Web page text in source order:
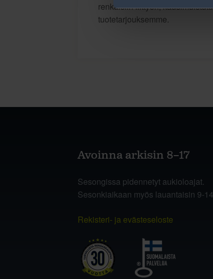
renkaisiin liittyen,
tuotetarjouksemme.
Avoinna arkisin 8–17
Sesongissa pidennetyt aukioloajat.
Sesonkiaikaan myös lauantaisin 9-
Rekisteri- ja evästeseloste